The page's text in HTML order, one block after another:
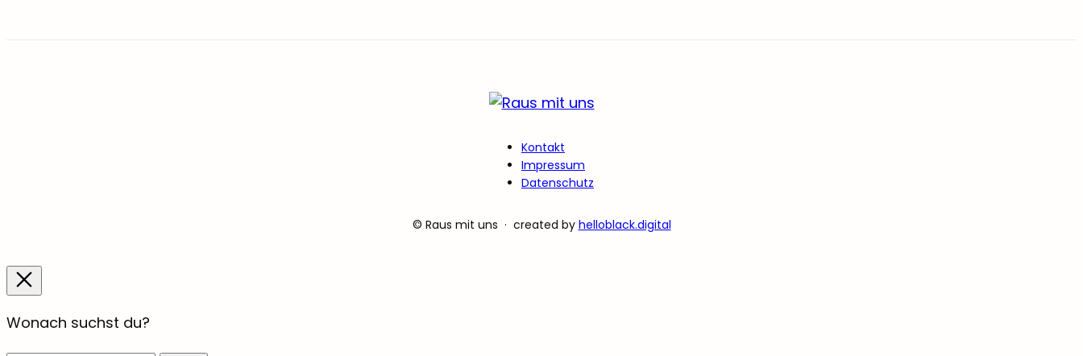
Kontakt
Impressum
Datenschutz
© Raus mit uns · created by helloblack.digital
Wonach suchst du?